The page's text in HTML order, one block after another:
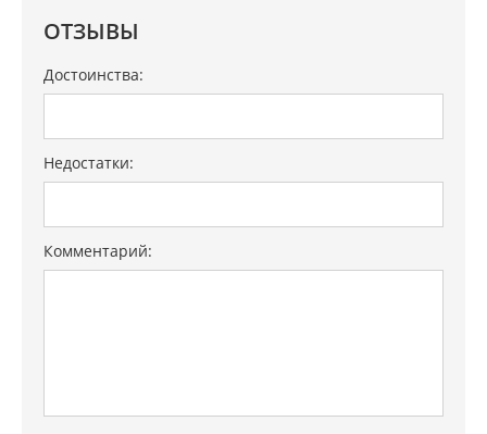
ОТЗЫВЫ
Достоинства:
Недостатки:
Комментарий: